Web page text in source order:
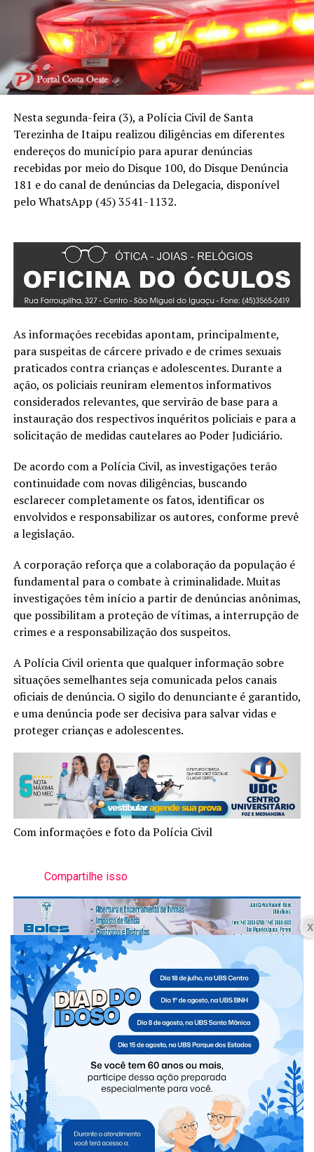
Nesta segunda-feira (3), a Polícia Civil de Santa
Terezinha de Itaipu realizou diligências em diferentes
endereços do município para apurar denúncias
recebidas por meio do Disque 100, do Disque Denúncia
181 e do canal de denúncias da Delegacia, disponível
pelo WhatsApp (45) 3541-1132.
As informações recebidas apontam, principalmente,
para suspeitas de cárcere privado e de crimes sexuais
praticados contra crianças e adolescentes. Durante a
ação, os policiais reuniram elementos informativos
considerados relevantes, que servirão de base para a
instauração dos respectivos inquéritos policiais e para a
solicitação de medidas cautelares ao Poder Judiciário.
De acordo com a Polícia Civil, as investigações terão
continuidade com novas diligências, buscando
esclarecer completamente os fatos, identificar os
envolvidos e responsabilizar os autores, conforme prevê
a legislação.
A corporação reforça que a colaboração da população é
fundamental para o combate à criminalidade. Muitas
investigações têm início a partir de denúncias anônimas,
que possibilitam a proteção de vítimas, a interrupção de
crimes e a responsabilização dos suspeitos.
A Polícia Civil orienta que qualquer informação sobre
situações semelhantes seja comunicada pelos canais
oficiais de denúncia. O sigilo do denunciante é garantido,
e uma denúncia pode ser decisiva para salvar vidas e
proteger crianças e adolescentes.
Com informações e foto da Polícia Civil
Compartilhe isso
TÓPICOS RELACIONADOS:
NÃO PERCA
Suspeito de furto é preso após invadir loja de
perfumaria durante a madrugada em Santa Terezinha de
Itaipu
VOCÊ PODE GOSTAR
Equipe feminina de futsal de São Miguel do
Iguaçu conquista título da fase regional dos
Jogos Abertos do Paraná